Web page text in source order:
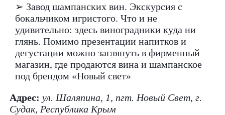
➢ Завод шампанских вин. Экскурсия с
бокальчиком игристого. Что и не
удивительно: здесь виноградники куда ни
глянь. Помимо презентации напитков и
дегустации можно заглянуть в фирменный
магазин, где продаются вина и шампанское
под брендом «Новый свет»
Адрес: ул. Шаляпина, 1, пгт. Новый Свет, г.
Судак, Республика Крым